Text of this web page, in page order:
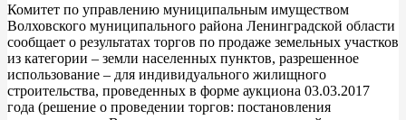
Комитет по управлению муниципальным имуществом
Волховского муниципального района Ленинградской области
сообщает о результатах торгов по продаже земельных участков
из категории – земли населенных пунктов, разрешенное
использование – для индивидуального жилищного
строительства, проведенных в форме аукциона 03.03.2017
года (решение о проведении торгов: постановления